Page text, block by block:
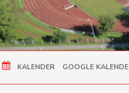
KALENDER GOOGLE